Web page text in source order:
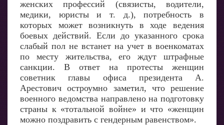
женских профессий (связисты, водители,
медики, юристы и т. д.), потребность в
которых может возникнуть в ходе ведения
боевых действий. Если до указанного срока
слабый пол не встанет на учет в военкоматах
по месту жительства, его ждут штрафные
санкции. В ответ на протесты женщин
советник главы офиса президента А.
Арестович остроумно заметил, что решение
военного ведомства направлено на подготовку
страны к «тотальной войне» и что «женщин
можно поздравить с гендерным равенством».